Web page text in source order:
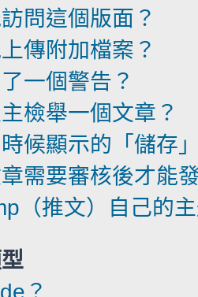
問這個版面？
傳附加檔案？
一個警告？
檢舉一個文章？
候顯示的「儲存
需要審核後才能
（推文）自己的
？